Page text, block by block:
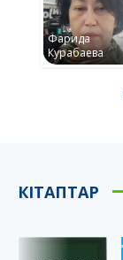
Фарида
Курабаева
КІТАПТАР